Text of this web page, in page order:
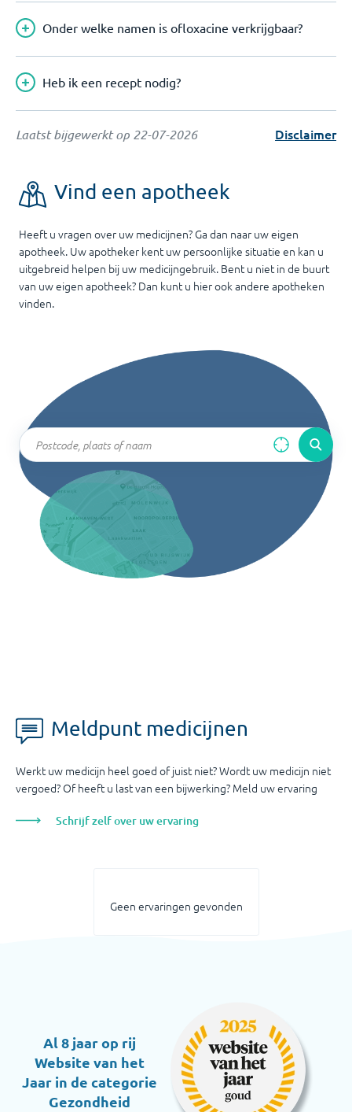
Onder welke namen is ofloxacine verkrijgbaar?
Heb ik een recept nodig?
Laatst bijgewerkt op 22-07-2026 Disclaimer
Vind een apotheek
Heeft u vragen over uw medicijnen? Ga dan naar uw eigen
apotheek. Uw apotheker kent uw persoonlijke situatie en kan u
uitgebreid helpen bij uw medicijngebruik. Bent u niet in de buurt
van uw eigen apotheek? Dan kunt u hier ook andere apotheken
vinden.
Meldpunt medicijnen
Werkt uw medicijn heel goed of juist niet? Wordt uw medicijn niet
vergoed? Of heeft u last van een bijwerking? Meld uw ervaring
Schrijf zelf over uw ervaring
Geen ervaringen gevonden
Al 8 jaar op rij
Website van het
Jaar in de categorie
Gezondheid